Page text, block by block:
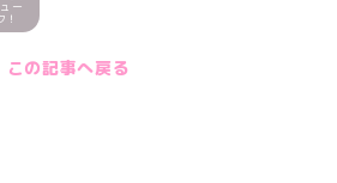
ー
この記事へ戻る